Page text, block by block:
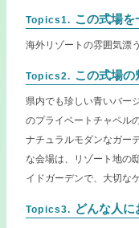
Topics1. この式場を
海外リゾートの雰囲気漂
Topics2. この式場の
県内でも珍しい青いバー
のプライベートチャペル
ナチュラルモダンなガー
な会場は、リゾート地の
イドガーデンで、大切な
Topics3. どんな人に